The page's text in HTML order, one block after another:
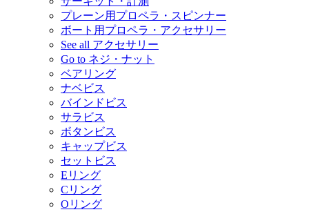
プレーン用プロペラ・スピンナー
ボート用プロペラ・アクセサリー
See all アクセサリー
Go to ネジ・ナット
ベアリング
ナベビス
バインドビス
サラビス
ボタンビス
キャップビス
セットビス
Eリング
Cリング
Oリング